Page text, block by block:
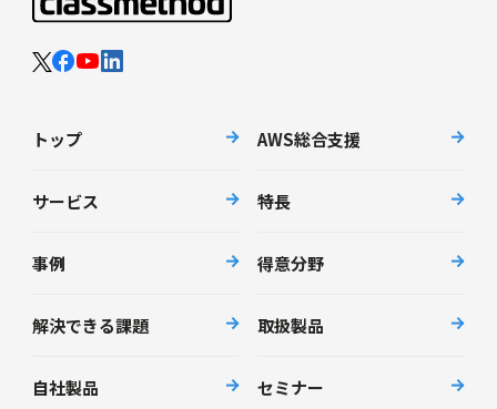
トップ AWS総合支援
サービス 特長
事例 得意分野
解決できる課題 取扱製品
自社製品 セミナー